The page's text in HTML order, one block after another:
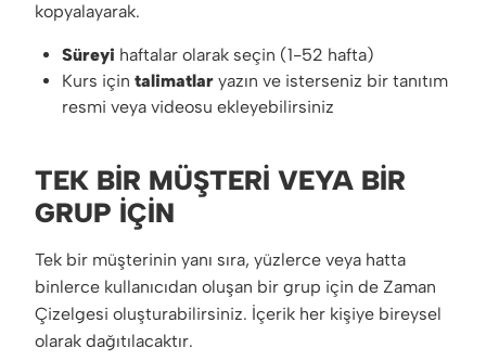
kopyalayarak.
Süreyi haftalar olarak seçin (1-52 hafta)
Kurs için talimatlar yazın ve isterseniz bir tanıtım
resmi veya videosu ekleyebilirsiniz
TEK BIR MÜŞTERI VEYA BIR
GRUP İÇIN
Tek bir müşterinin yanı sıra, yüzlerce veya hatta
binlerce kullanıcıdan oluşan bir grup için de Zaman
Çizelgesi oluşturabilirsiniz. İçerik her kişiye bireysel
olarak dağıtılacaktır.